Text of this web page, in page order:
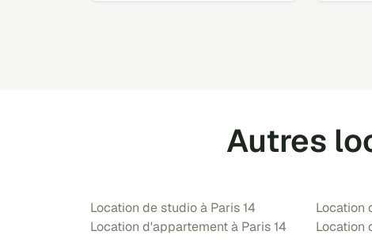
Autres
Location de studio à Paris 14
Location d'appartement à Paris 14
Location
Location